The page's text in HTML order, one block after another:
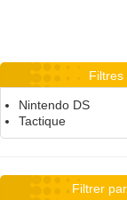
Filtres
Nintendo DS
Tactique
Filtrer